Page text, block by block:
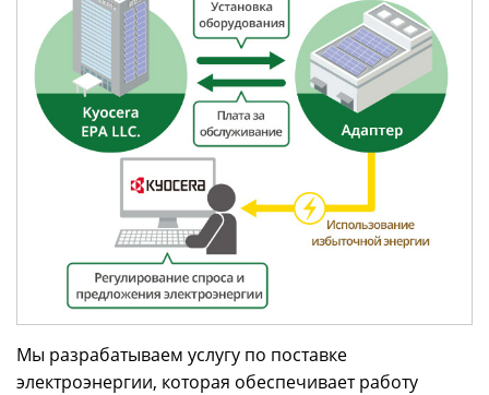
Мы разрабатываем услугу по поставке
электроэнергии, которая обеспечивает работу